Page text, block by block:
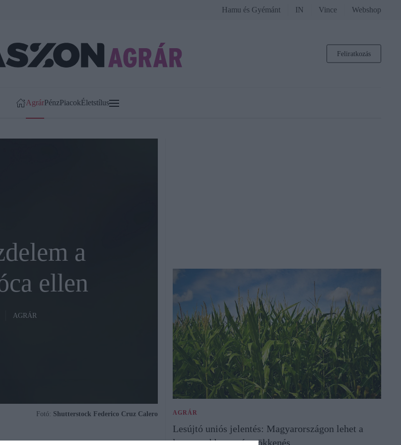
Hamu és Gyémánt IN Vince Webshop
Feliratkozás
AgrárPénzPiacokÉletstílus
a
ellen
AGRÁR
Fotó: Shutterstock Federico Cruz Calero AGRÁR
Lesújtó uniós jelentés: Magyarországon lehet a
legnagyobb terméscsökkenés